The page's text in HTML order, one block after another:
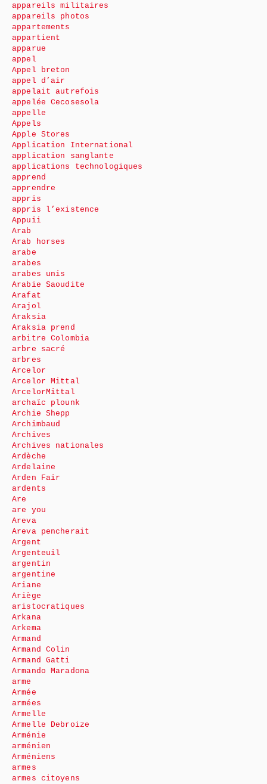
appareils militaires
appareils photos
appartements
appartient
apparue
appel
Appel breton
appel d’air
appelait autrefois
appelée Cecosesola
appelle
Appels
Apple Stores
Application International
application sanglante
applications technologiques
apprend
apprendre
appris
appris l’existence
Appuii
Arab
Arab horses
arabe
arabes
arabes unis
Arabie Saoudite
Arafat
Arajol
Araksia
Araksia prend
arbitre Colombia
arbre sacré
arbres
Arcelor
Arcelor Mittal
ArcelorMittal
archaïc plounk
Archie Shepp
Archimbaud
Archives
Archives nationales
Ardèche
Ardelaine
Arden Fair
ardents
Are
are you
Areva
Areva pencherait
Argent
Argenteuil
argentin
argentine
Ariane
Ariège
aristocratiques
Arkana
Arkema
Armand
Armand Colin
Armand Gatti
Armando Maradona
arme
Armée
armées
Armelle
Armelle Debroize
Arménie
arménien
Arméniens
armes
armes citoyens